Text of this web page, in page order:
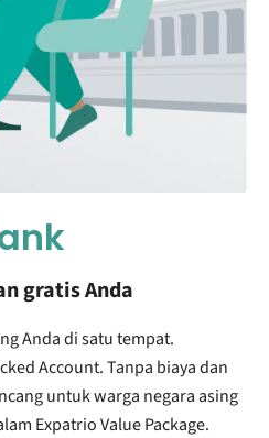
gratis Anda
Anda di satu tempat.
Account. Tanpa biaya dan
untuk warga negara asing
Expatrio Value Package.